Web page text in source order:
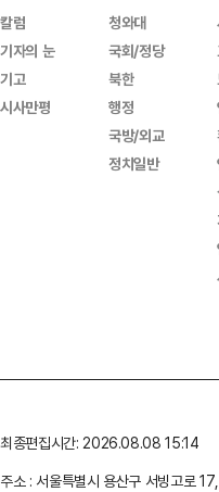
칼럼
기자의 눈
기고
시사만평
청와대
국회/정당
북한
행정
국방/외교
정치일반
최종편집시간: 2026.08.08 15:14
주소 : 서울특별시 용산구 서빙고로